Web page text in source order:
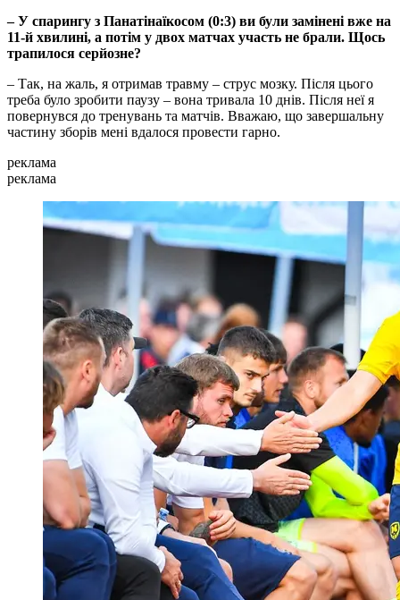
– У спарингу з Панатінаїкосом (0:3) ви були замінені вже на
11-й хвилині, а потім у двох матчах участь не брали. Щось
трапилося серйозне?
– Так, на жаль, я отримав травму – струс мозку. Після цього
треба було зробити паузу – вона тривала 10 днів. Після неї я
повернувся до тренувань та матчів. Вважаю, що завершальну
частину зборів мені вдалося провести гарно.
реклама
реклама